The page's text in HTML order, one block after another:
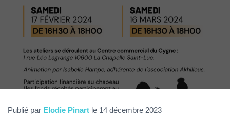
G
Publié par Elodie Pinart le 14 décembre 2023